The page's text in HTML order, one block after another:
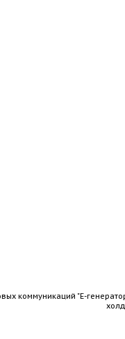
коммуникаций "Е-